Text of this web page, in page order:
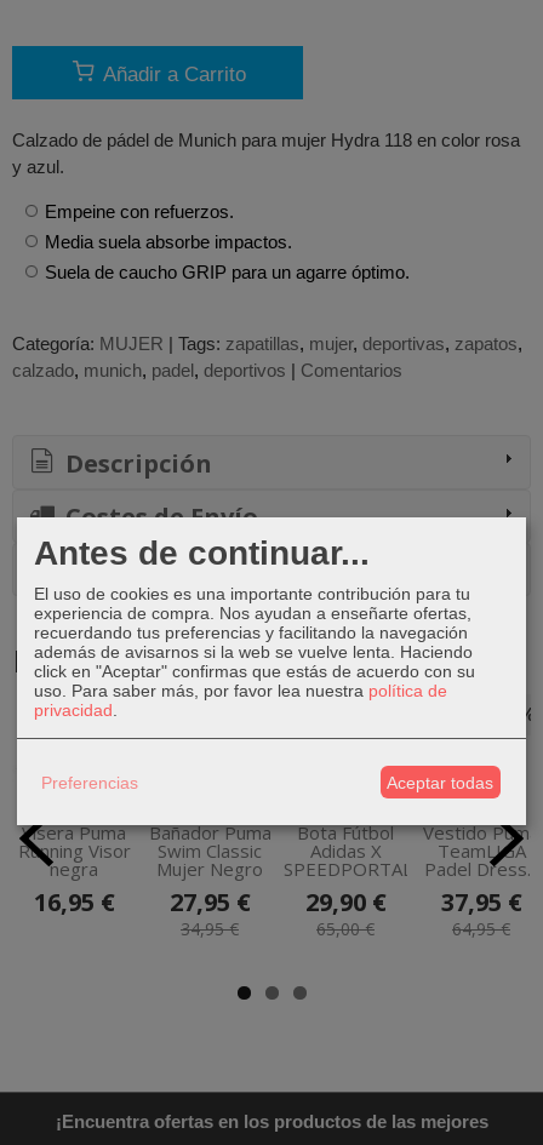
Añadir a Carrito
Calzado de pádel de Munich para mujer Hydra 118 en color rosa
y azul.
Empeine con refuerzos.
Media suela absorbe impactos.
Suela de caucho GRIP para un agarre óptimo.
Categoría: MUJER | Tags: zapatillas mujer deportivas zapatos
calzado munich padel deportivos | Comentarios
Descripción
Costes de Envío
Comentarios
Productos Relacionados
Visera Puma
Running Visor
negra
16,95 €
Bañador Puma
Swim Classic
Mujer Negro
27,95 €
34,95 €
Bota Fútbol
Adidas X
SPEEDPORTAL.3...
29,90 €
65,00 €
-42 %
Vestido Puma
TeamLIGA
Padel Dress...
37,95 €
64,95 €
¡Encuentra ofertas en los productos de las mejores
Antes de continuar...
El uso de cookies es una importante contribución para tu
experiencia de compra. Nos ayudan a enseñarte ofertas,
recuerdando tus preferencias y facilitando la navegación
además de avisarnos si la web se vuelve lenta. Haciendo
click en "Aceptar" confirmas que estás de acuerdo con su
uso. Para saber más, por favor lea nuestra política de
privacidad
Preferencias Aceptar todas